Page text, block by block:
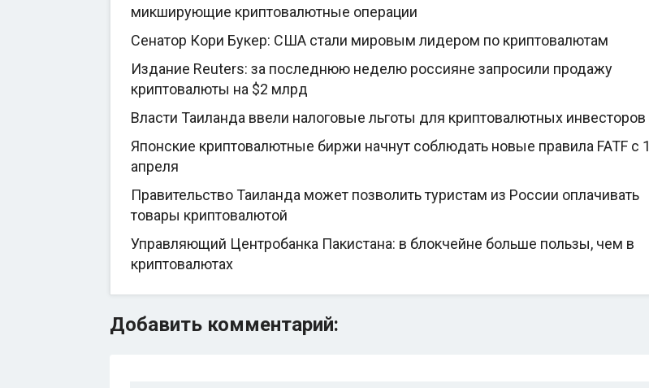
микширующие криптовалютные операции
Сенатор Кори Букер: США стали мировым лидером по криптовалютам
Издание Reuters: за последнюю неделю россияне запросили продажу
криптовалюты на $2 млрд
Власти Таиланда ввели налоговые льготы для криптовалютных инвесторов
Японские криптовалютные биржи начнут соблюдать новые правила FATF с 1
апреля
Правительство Таиланда может позволить туристам из России оплачивать
товары криптовалютой
Управляющий Центробанка Пакистана: в блокчейне больше пользы, чем в
криптовалютах
Добавить комментарий: